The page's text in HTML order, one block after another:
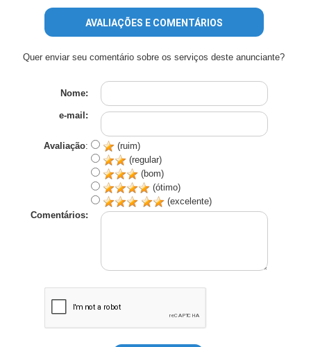
AVALIAÇÕES E COMENTÁRIOS
Quer enviar seu comentário sobre os serviços deste anunciante?
Nome:
e-mail:
Avaliação:
(ruim)
(regular)
(bom)
(ótimo)
(excelente)
Comentários: